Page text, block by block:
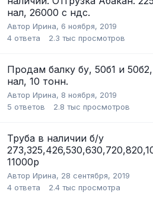
нал, 26000 с ндс.
Автор Ирина, 6 ноября, 2019
4 ответа 2.3 тыс просмотров
Продам балку бу, 50б1 и
нал, 10 тонн.
Автор Ирина, 8 ноября, 2019
5 ответов 2.8 тыс просмотров
Труба в наличии б/у
11000р
Автор Ирина, 28 сентября, 2019
4 ответа 2.4 тыс просмотра